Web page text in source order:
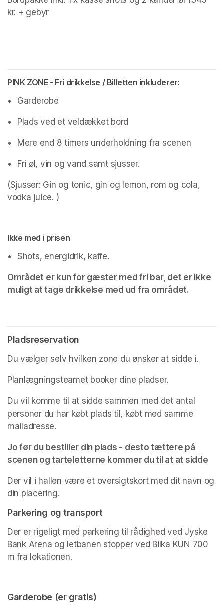
kr. + gebyr
PINK ZONE - Fri drikkelse / Billetten inkluderer:
•	Garderobe
•	Plads ved et veldækket bord
•	Mere end 8 timers underholdning fra scenen
•	Fri øl, vin og vand samt sjusser.
(Sjusser: Gin og tonic, gin og lemon, rom og cola,
vodka juice. )
Ikke med i prisen
•	Shots, energidrik, kaffe.
Området er kun for gæster med fri bar, det er ikke
muligt at tage drikkelse med ud fra området.
Pladsreservation
Du vælger selv hvilken zone du ønsker at sidde i.
Planlægningsteamet booker dine pladser.
Du vil komme til at sidde sammen med det antal
personer du har købt plads til, købt med samme
mailadresse.
Jo før du bestiller din plads - desto tættere på
scenen og tarteletterne kommer du til at at sidde
Der vil i hallen være et oversigtskort med dit navn og
din placering.
Parkering og transport
Der er rigeligt med parkering til rådighed ved Jyske
Bank Arena og letbanen stopper ved Bilka KUN 700
m fra lokationen.
Garderobe (er gratis)